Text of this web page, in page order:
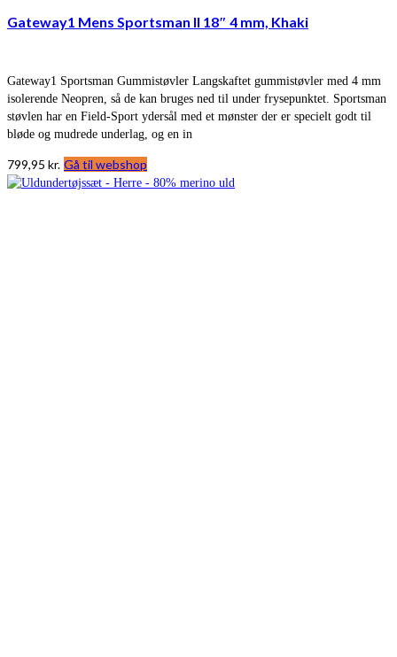
Gateway1 Mens Sportsman II 18″ 4 mm, Khaki
Gateway1 Sportsman Gummistøvler Langskaftet gummistøvler med 4 mm
isolerende Neopren, så de kan bruges ned til under frysepunktet. Sportsman
støvlen har en Field-Sport ydersål med et mønster der er specielt godt til
bløde og mudrede underlag, og en in
799,95 kr. Gå til webshop